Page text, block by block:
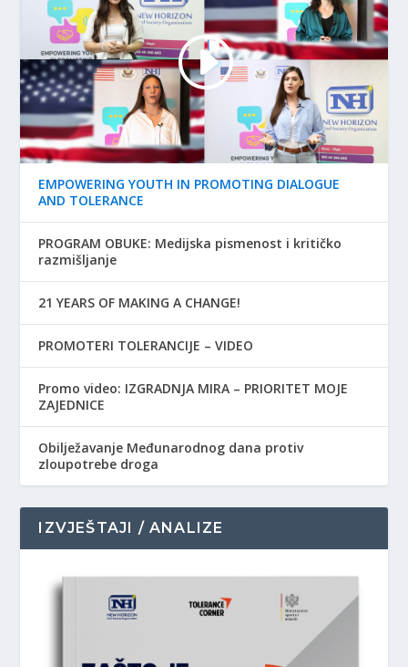
EMPOWERING YOUTH IN PROMOTING DIALOGUE
AND TOLERANCE
PROGRAM OBUKE: Medijska pismenost i kritičko
razmišljanje
21 YEARS OF MAKING A CHANGE!
PROMOTERI TOLERANCIJE – VIDEO
Promo video: IZGRADNJA MIRA – PRIORITET MOJE
ZAJEDNICE
Obilježavanje Međunarodnog dana protiv
zloupotrebe droga
IZVJEŠTAJI / ANALIZE